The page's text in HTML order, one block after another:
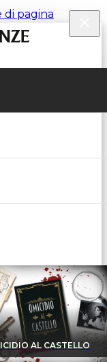
di pagina
AL CASTELLO